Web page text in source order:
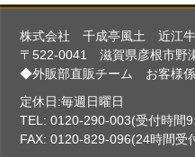
株式会社 千成亭風土 近江牛
〒522-0041 滋賀県彦根市野
◆外販部直販チーム お客様係
定休日:毎週日曜日
TEL: 0120-290-003(受付時間
FAX: 0120-829-096(24時間受